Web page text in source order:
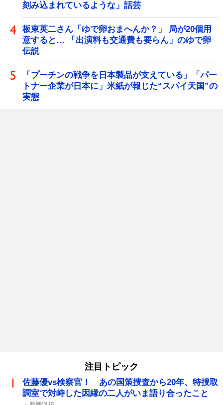
刻み込まれているような」話芸
板東英二さん「ゆで卵おまへんか？」 局が20個用
意すると… 「出演料も交通費も要らん」のゆで卵
伝説
「プーチンの戦争を日本製品が支えている」「パー
トナー企業が日本に」米紙が報じた“スパイ天国”の
実態
注目トピック
佐藤優vs検察官！ あの国策捜査から20年、特捜取
調室で対峙した因縁の二人がいま語り合ったこと